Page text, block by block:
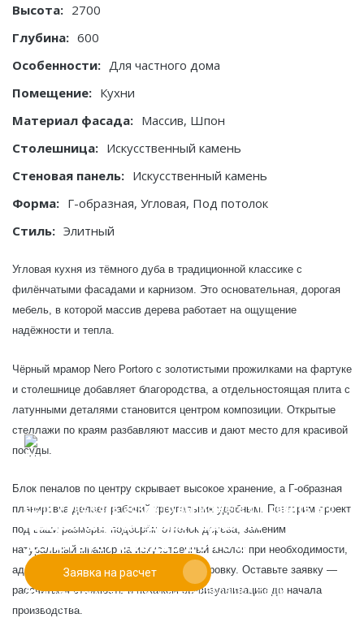
Высота: 2700
Глубина: 600
Особенности: Для частного дома
Помещение: Кухни
Материал фасада: Массив, Шпон
Столешница: Искусственный камень
Стеновая панель: Искусственный камень
Форма: Г-образная, Угловая, Под потолок
Стиль: Элитный
Угловая кухня из тёмного дуба в традиционной классике с
филёнчатыми фасадами и карнизом. Это основательная, дорогая
мебель, в которой массив дерева работает на ощущение
надёжности и тепла.
Чёрный мрамор Nero Portoro с золотистыми прожилками на фартуке
и столешнице добавляет благородства, а отдельностоящая плита с
латунными деталями становится центром композиции. Открытые
стеллажи по краям разбавляют массив и дают место для красивой
посуды.
Блок пеналов по центру скрывает высокое хранение, а Г-образная
планировка делает рабочий треугольник удобным. Повторим проект
под ваши размеры: подберём оттенок дерева, заменим
натуральный мрамор на искусственный аналог при необходимости,
адаптируем геометрию под вашу планировку. Оставьте заявку —
рассчитаем стоимость и покажем 3D-визуализацию до начала
производства.
Если у вас есть эскиз то вы можете отправить его
нам для предварительной оценки
Заявка на расчет
При заказе от двух изделий
действует скидка до 10%
Работаем только по индивидуальным проектам.
Адаптируем лучшие идеи дизайнеров под Ваши
потребности.